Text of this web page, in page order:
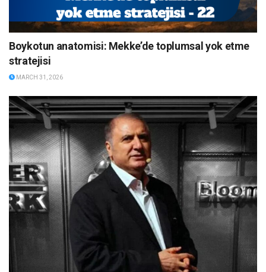
Boykotun anatomisi: Mekke’de toplumsal yok etme
stratejisi
MARCH 31, 2026